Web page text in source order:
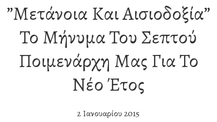
”Μετάνοια Και Αισιοδοξία”
Το Μήνυμα Του Σεπτού
Ποιμενάρχη Μας Για Το
Νέο Έτος
2 Ιανουαρίου 2015